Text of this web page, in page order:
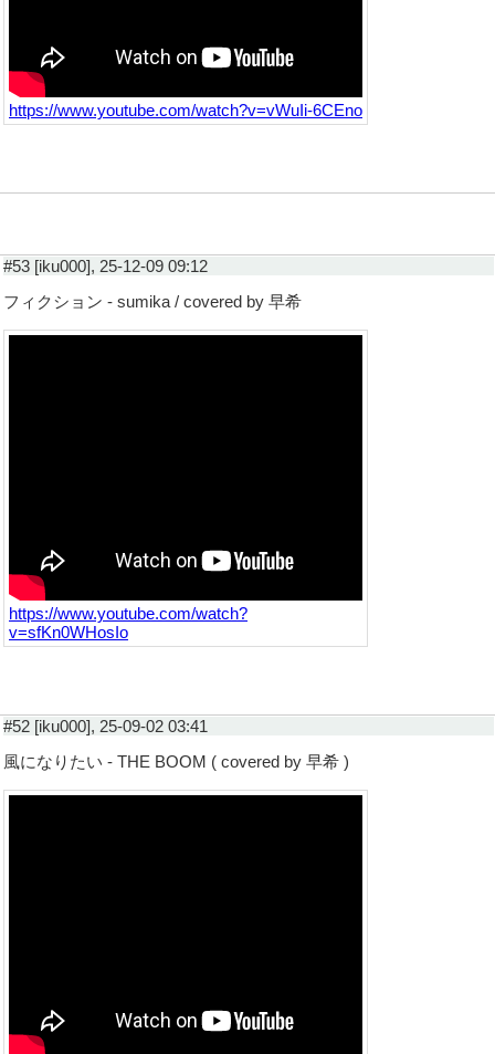
https://www.youtube.com/watch?v=vWuIi-6CEno
#53 [iku000], 25-12-09 09:12
フィクション - sumika / covered by 早希
https://www.youtube.com/watch?
v=sfKn0WHosIo
#52 [iku000], 25-09-02 03:41
風になりたい - THE BOOM ( covered by 早希 )